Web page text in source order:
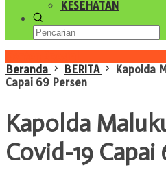
KESEHATAN
Beranda
BERITA
Kapolda
Capai 69 Persen
Kapolda
Covid-19 Capai